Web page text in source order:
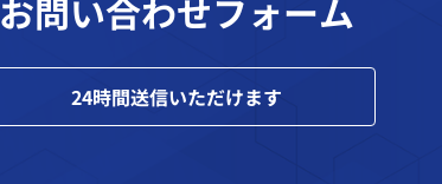
お問い合わせフォーム
24時間送信いただけます